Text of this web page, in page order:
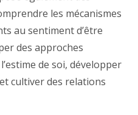
les mécanismes
au sentiment d’être
des approches
de soi, développer
cultiver des relations